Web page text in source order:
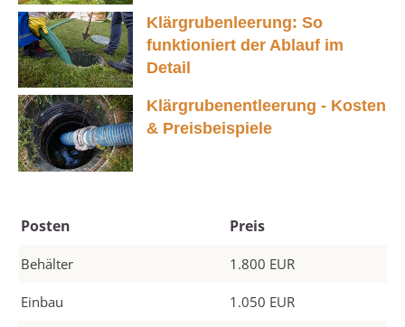
Klärgrubenleerung: So
funktioniert der Ablauf im
Detail
Klärgrubenentleerung - Kosten
& Preisbeispiele
Posten Preis
Behälter 1.800 EUR
Einbau 1.050 EUR